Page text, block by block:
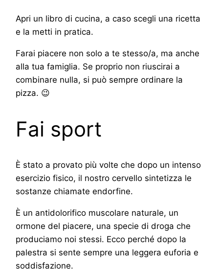
Apri un libro di cucina, a caso scegli una ricetta
e la metti in pratica.
Farai piacere non solo a te stesso/a, ma anche
alla tua famiglia. Se proprio non riuscirai a
combinare nulla, si può sempre ordinare la
pizza. 😉
Fai sport
È stato a provato più volte che dopo un intenso
esercizio fisico, il nostro cervello sintetizza le
sostanze chiamate endorfine.
È un antidolorifico muscolare naturale, un
ormone del piacere, una specie di droga che
produciamo noi stessi. Ecco perché dopo la
palestra si sente sempre una leggera euforia e
soddisfazione.